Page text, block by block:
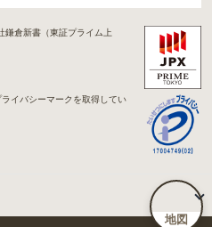
地図
鎌倉新書（東証プライム上
イバシーマークを取得してい